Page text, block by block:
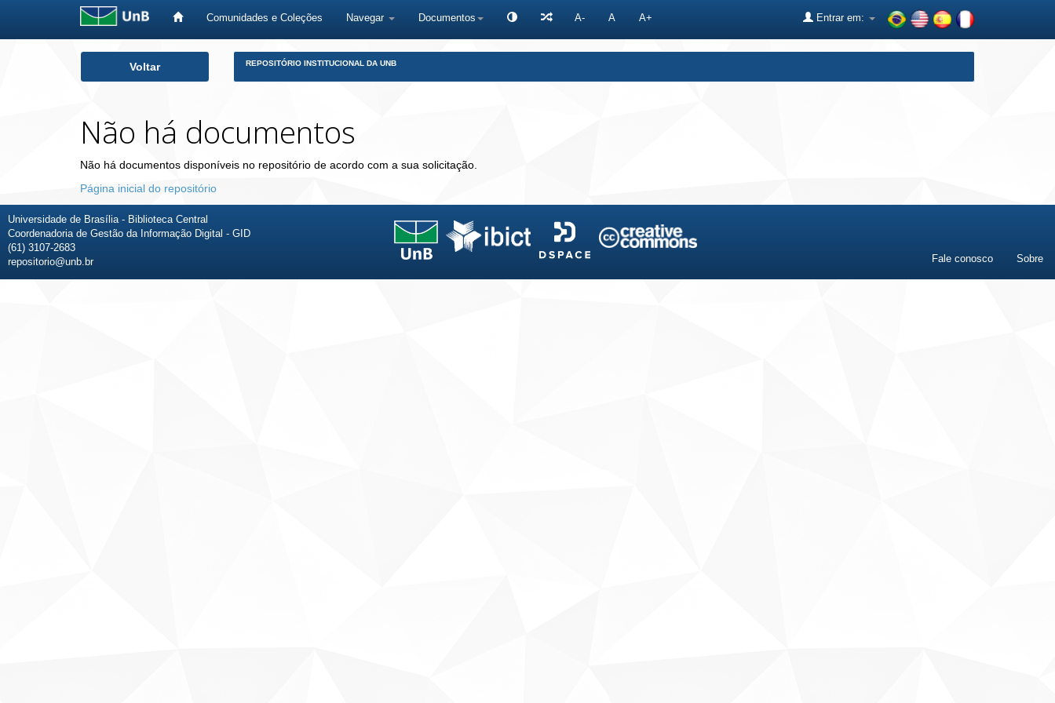
Comunidades e Coleções Navegar Documentos A- A A+ Entrar em:
Voltar REPOSITÓRIO INSTITUCIONAL DA UNB
Não há documentos
Não há documentos disponíveis no repositório de acordo com a sua solicitação.
Página inicial do repositório
Universidade de Brasília - Biblioteca Central
Coordenadoria de Gestão da Informação Digital - GID
(61) 3107-2683
repositorio@unb.br
Fale conosco Sobre